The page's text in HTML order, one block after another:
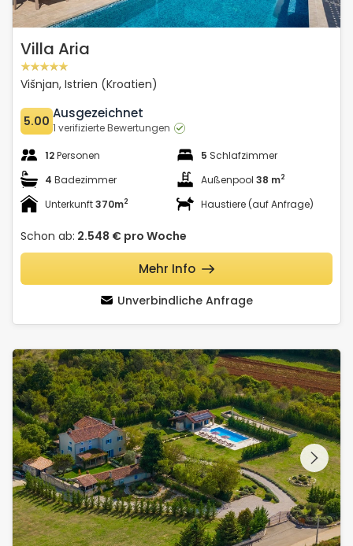
Villa Aria
Višnjan, Istrien (Kroatien)
5.00 Ausgezeichnet
1 verifizierte Bewertungen
12Personen 5 Schlafzimmer
4 Badezimmer Außenpool 38 m2
Unterkunft370m2 Haustiere (auf Anfrage)
Schon ab: 2.548 € pro Woche
Unverbindliche Anfrage
Mehr Info
Stancija Čabrunići
Schauen Sie sich die
gesamte Galerie